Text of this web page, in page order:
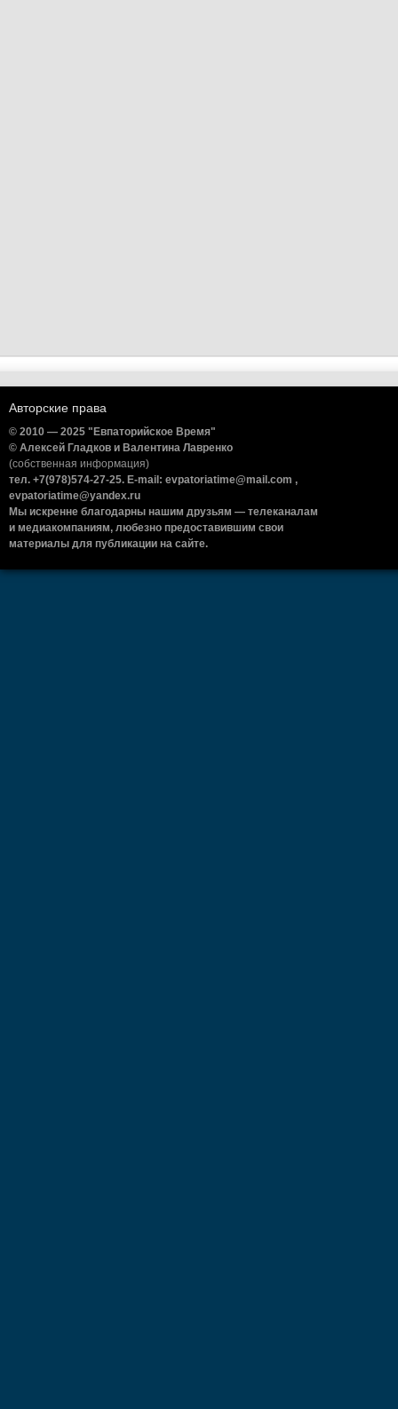
Авторские права
© 2010 — 2025 "Евпаторийское Время"
© Алексей Гладков и Валентина Лавренко
(собственная информация)
тел. +7(978)574-27-25. E-mail: evpatoriatime@mail.com ,
evpatoriatime@yandex.ru
Мы искренне благодарны нашим друзьям — телеканалам
и медиакомпаниям, любезно предоставившим свои
материалы для публикации на сайте.